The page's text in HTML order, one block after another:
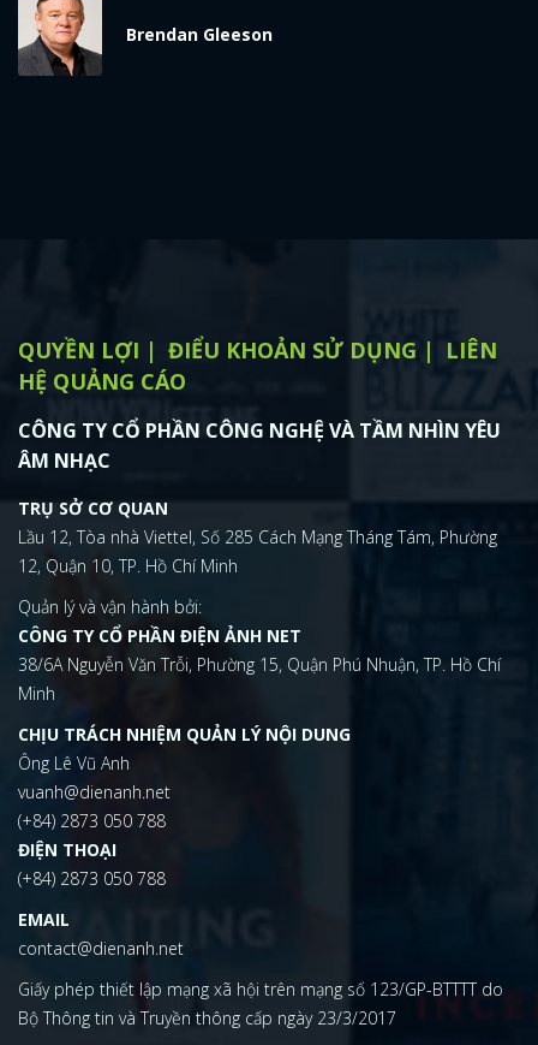
ĐĂNG NHẬP
Brendan Gleeson
QUYỀN LỢI ĐIỂU KHOẢN SỬ DỤNG
LIÊN
HỆ QUẢNG CÁO
CÔNG TY CỔ PHẦN CÔNG NGHỆ VÀ TẦM NHÌN YÊU
ÂM NHẠC
TRỤ SỞ CƠ QUAN
Lầu 12, Tòa nhà Viettel, Số 285 Cách Mạng Tháng Tám, Phường
12, Quận 10, TP. Hồ Chí Minh
Quản lý và vận hành bởi:
CÔNG TY CỔ PHẦN ĐIỆN ẢNH NET
38/6A Nguyễn Văn Trỗi, Phường 15, Quận Phú Nhuận, TP. Hồ Chí
Minh
CHỊU TRÁCH NHIỆM QUẢN LÝ NỘI DUNG
Ông Lê Vũ Anh
vuanh@dienanh.net
(+84) 2873 050 788
ĐIỆN THOẠI
(+84) 2873 050 788
EMAIL
contact@dienanh.net
Giấy phép thiết lập mạng xã hội trên mạng số 123/GP-BTTTT do
Bộ Thông tin và Truyền thông cấp ngày 23/3/2017